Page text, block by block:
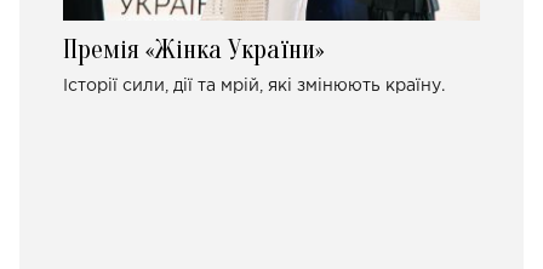
Премія «Жінка України»
Історії сили, дії та мрій, які змінюють країну.